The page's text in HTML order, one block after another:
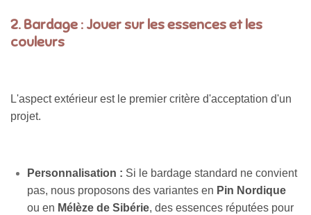
2. Bardage : Jouer sur les essences et les
couleurs
L'aspect extérieur est le premier critère d'acceptation d'un
projet.
Personnalisation : Si le bardage standard ne convient
pas, nous proposons des variantes en Pin Nordique
ou en Mélèze de Sibérie, des essences réputées pour